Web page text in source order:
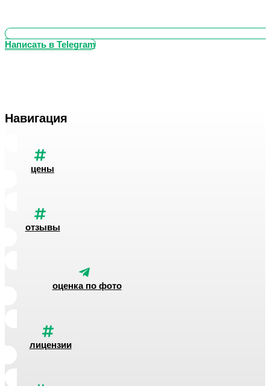
Написать в Telegram
Навигация
цены
отзывы
оценка по фото
лицензии